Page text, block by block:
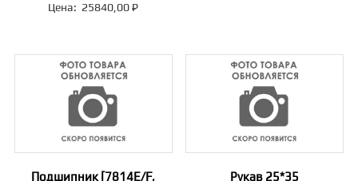
Цена: 25840,00₽
Подшипник [7814E/F, Рукав 25*35